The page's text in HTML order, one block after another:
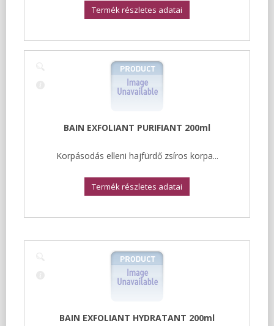
Termék részletes adatai
BAIN EXFOLIANT PURIFIANT 200ml
Korpásodás elleni hajfürdő zsíros korpa...
Termék részletes adatai
BAIN EXFOLIANT HYDRATANT 200ml